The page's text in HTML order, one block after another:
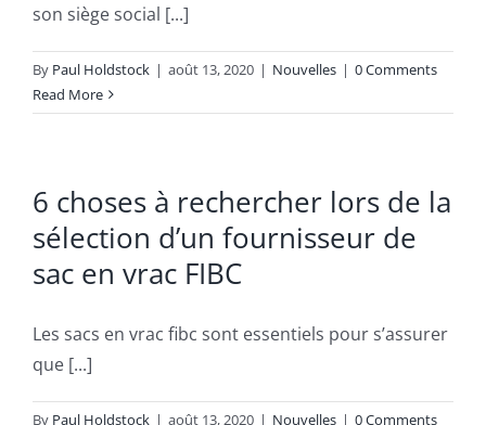
son siège social [...]
By Paul Holdstock | août 13, 2020 | Nouvelles | 0 Comments
Read More
6 choses à rechercher lors de la
sélection d’un fournisseur de
sac en vrac FIBC
Les sacs en vrac fibc sont essentiels pour s’assurer
que [...]
By Paul Holdstock | août 13, 2020 | Nouvelles | 0 Comments